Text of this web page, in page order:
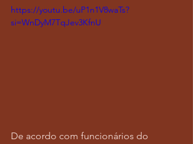
https://youtu.be/uP1n1V8waTs?
si=WnDyM7TqJev3KfnU
De acordo com funcionários do